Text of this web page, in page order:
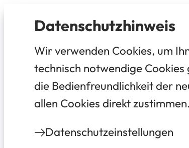
Datenschutz­hinweis
Wir verwenden Cookies, um
technisch notwendige Cookies
die Bedienfreundlichkeit der
allen Cookies direkt zustimmen.
Datenschutz­einstellungen